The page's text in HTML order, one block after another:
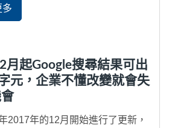
多
月起Google搜尋結果可出
元，企業不懂改變就會失
2017年的12月開始進行了更新，